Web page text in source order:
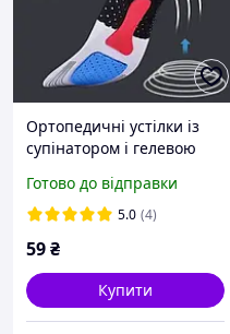
Ортопедичні устілки із
супінатором і гелевою
Готово до відправки
5.0 (4)
59₴
Купити